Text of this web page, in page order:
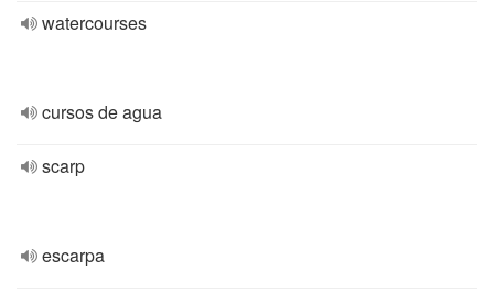
watercourses
cursos de agua
scarp
escarpa